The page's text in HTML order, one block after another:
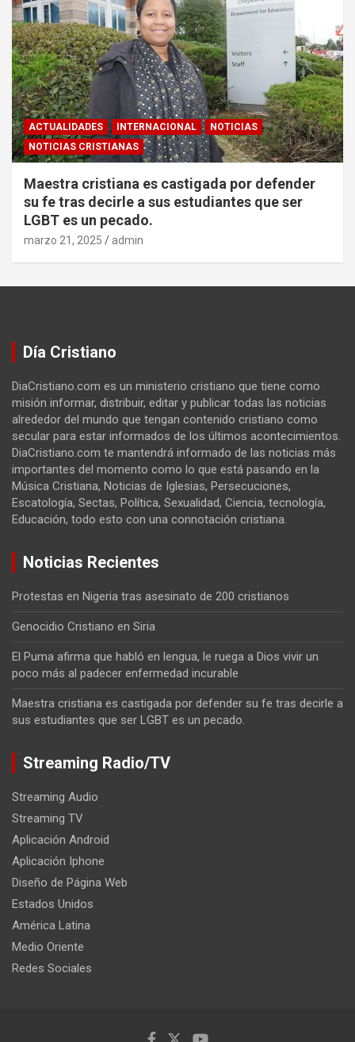
ACTUALIDADES INTERNACIONAL
NOTICIAS
NOTICIAS CRISTIANAS
Maestra cristiana es castigada por defender
su fe tras decirle a sus estudiantes que ser
LGBT es un pecado.
marzo 21, 2025 admin
Día Cristiano
DiaCristiano.com es un ministerio cristiano que tiene como
misión informar, distribuir, editar y publicar todas las noticias
alrededor del mundo que tengan contenido cristiano como
secular para estar informados de los últimos acontecimientos.
DiaCristiano.com te mantendrá informado de las noticias más
importantes del momento como lo que está pasando en la
Música Cristiana, Noticias de Iglesias, Persecuciones,
Escatología, Sectas, Política, Sexualidad, Ciencia, tecnología,
Educación, todo esto con una connotación cristiana.
Noticias Recientes
Protestas en Nigeria tras asesinato de 200 cristianos
Genocidio Cristiano en Siria
El Puma afirma que habló en lengua, le ruega a Dios vivir un
poco más al padecer enfermedad incurable
Maestra cristiana es castigada por defender su fe tras decirle a
sus estudiantes que ser LGBT es un pecado.
Streaming Radio/TV
Streaming Audio
Streaming TV
Aplicación Android
Aplicación Iphone
Diseño de Página Web
Estados Unidos
América Latina
Medio Oriente
Redes Sociales